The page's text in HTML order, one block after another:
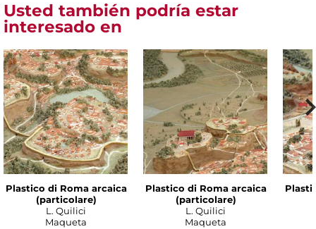
Usted también podría estar
interesado en
Plastico di Roma arcaica
(particolare)
L. Quilici
Maqueta
Plastico di Roma arcaica
(particolare)
L. Quilici
Maqueta